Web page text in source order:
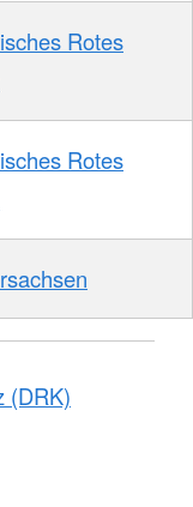
Rotes
Rotes
(DRK)